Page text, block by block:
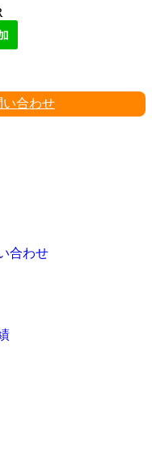
い合わせ
合わせ